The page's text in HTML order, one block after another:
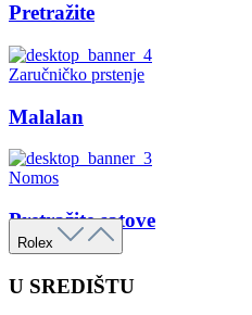
Pretražite
Zaručničko prstenje
Malalan
Nomos
Pretražite satove
Rolex
U SREDIŠTU